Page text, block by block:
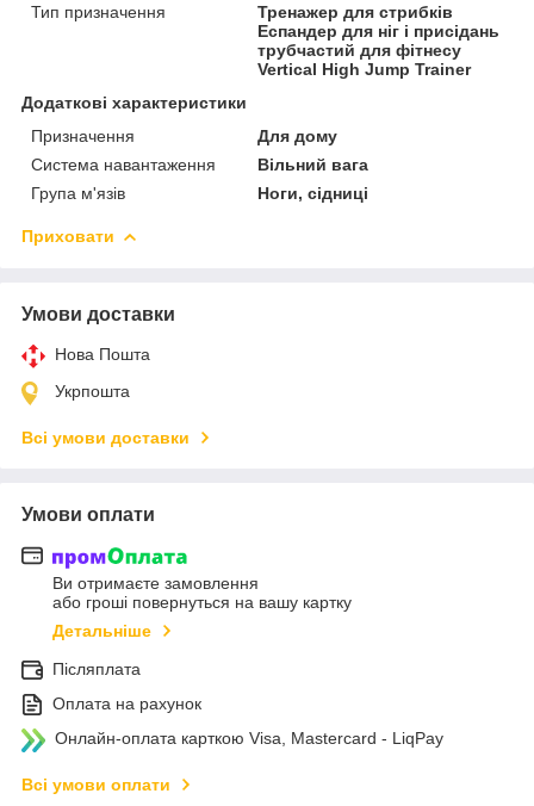
Тип призначення
Тренажер для стрибків
Еспандер для ніг і присідань
трубчастий для фітнесу
Vertical High Jump Trainer
Додаткові характеристики
Призначення
Для дому
Система навантаження
Вільний вага
Група м'язів
Ноги, сідниці
Приховати
Умови доставки
Нова Пошта
Укрпошта
Всі умови доставки
Умови оплати
Ви отримаєте замовлення
або гроші повернуться на вашу картку
Детальніше
Післяплата
Оплата на рахунок
Онлайн-оплата карткою Visa, Mastercard - LiqPay
Всі умови оплати